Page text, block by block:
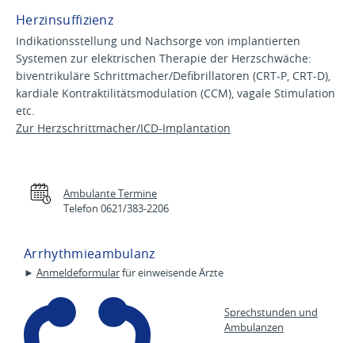
Herzinsuffizienz
Indikationsstellung und Nachsorge von implantierten
Systemen zur elektrischen Therapie der Herzschwäche:
biventrikuläre Schrittmacher/Defibrillatoren (CRT-P, CRT-D),
kardiale Kontraktilitätsmodulation (CCM), vagale Stimulation
etc.
Zur Herzschrittmacher/ICD-Implantation
Ambulante Termine
Telefon 0621/383-2206
Arrhythmieambulanz
► Anmeldeformularfür einweisende Ärzte
Sprechstunden und
Ambulanzen